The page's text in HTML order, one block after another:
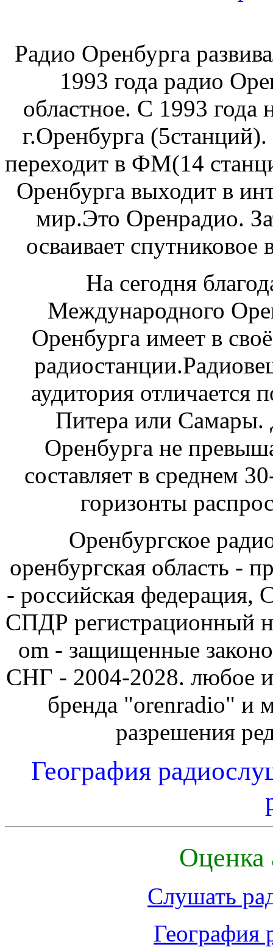
Радио Оренбурга
1993 года радио
областное. С 1993
г.Оренбурга
переходит в ФМ(14
Оренбурга выходит в
мир.Это Оренрадио.
осваивает
На сегодня
Международного
Оренбурга имеет в
аудитория
Питера или Самары.
Оренбурга не
составляет в среднем
горизонты
Оренбургское
оренбургская область -
- российская федерация,
СПДР регистрационный
om - защищенные
СНГ - 2004-2028. любое
бренда "orenradio" и
разрешения
География
Оценка
Слушать
География